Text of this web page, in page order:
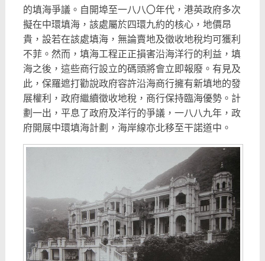
的填海爭議。自開埠至一八八〇年代，港英政府多次
擬在中環填海，該處屬於四環九約的核心，地價昂
貴，設若在該處填海，無論賣地及徵收地稅均可獲利
不菲。然而，填海工程正正損害沿海洋行的利益，填
海之後，這些商行設立的碼頭將會立即報廢。有見及
此，保羅遮打勸說政府容許沿海商行擁有新填地的發
展權利，政府繼續徵收地稅，商行保持臨海優勢。計
劃一出，平息了政府及洋行的爭議，一八八九年，政
府開展中環填海計劃，海岸線亦北移至干諾道中。